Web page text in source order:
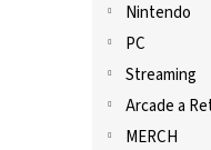
Nintendo
PC
Streaming
Arcade a
MERCH